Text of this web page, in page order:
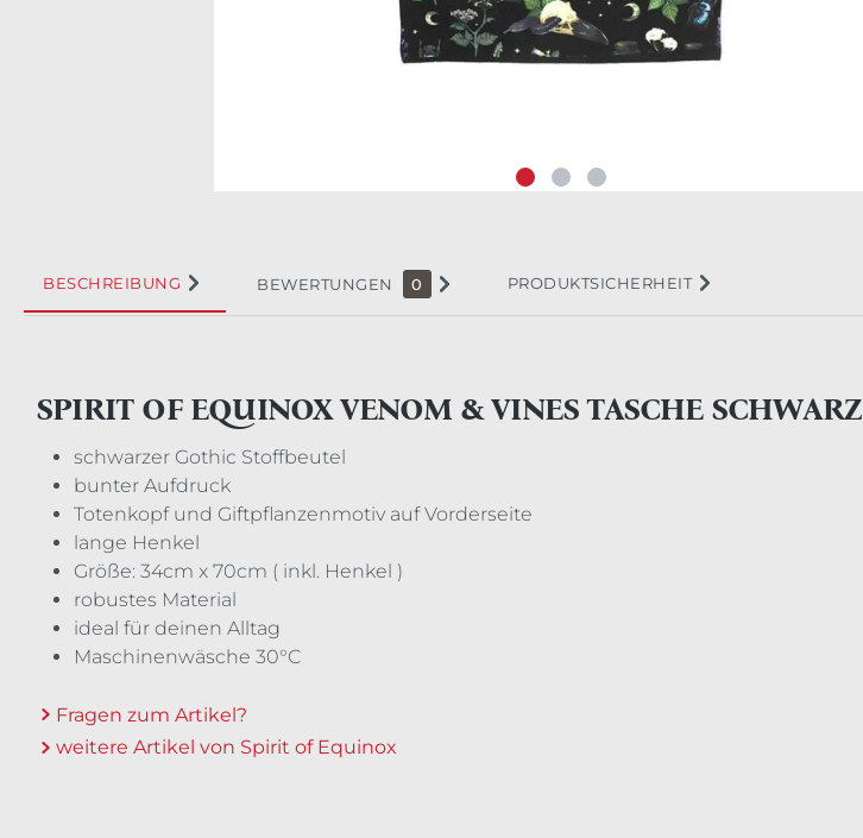
BESCHREIBUNG BEWERTUNGEN 0 PRODUKTSICHERHEIT
SPIRIT OF EQUINOX VENOM & VINES TASCHE SCHWARZ
schwarzer Gothic Stoffbeutel
bunter Aufdruck
Totenkopf und Giftpflanzenmotiv auf Vorderseite
lange Henkel
Größe: 34cm x 70cm ( inkl. Henkel )
robustes Material
ideal für deinen Alltag
Maschinenwäsche 30°C
Fragen zum Artikel?
weitere Artikel von Spirit of Equinox